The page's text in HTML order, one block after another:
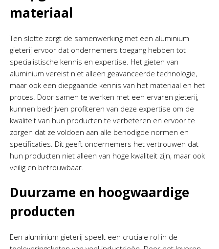
materiaal
Ten slotte zorgt de samenwerking met een aluminium
gieterij ervoor dat ondernemers toegang hebben tot
specialistische kennis en expertise. Het gieten van
aluminium vereist niet alleen geavanceerde technologie,
maar ook een diepgaande kennis van het materiaal en het
proces. Door samen te werken met een ervaren gieterij,
kunnen bedrijven profiteren van deze expertise om de
kwaliteit van hun producten te verbeteren en ervoor te
zorgen dat ze voldoen aan alle benodigde normen en
specificaties. Dit geeft ondernemers het vertrouwen dat
hun producten niet alleen van hoge kwaliteit zijn, maar ook
veilig en betrouwbaar.
Duurzame en hoogwaardige
producten
Een aluminium gieterij speelt een cruciale rol in de